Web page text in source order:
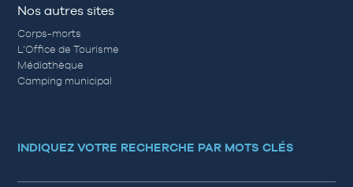
Nos autres sites
Corps-morts
L’Office de Tourisme
Médiathèque
Camping municipal
INDIQUEZ VOTRE RECHERCHE PAR MOTS CLÉS